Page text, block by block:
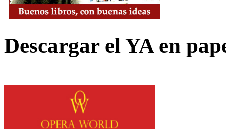
Descargar el YA en